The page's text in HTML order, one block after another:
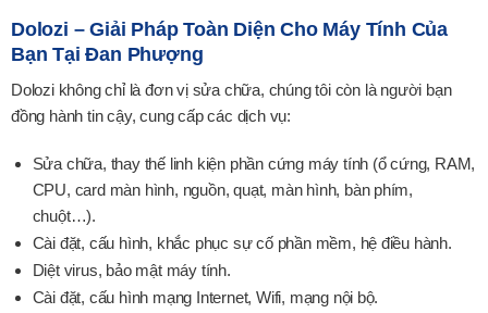
Dolozi – Giải Pháp Toàn Diện Cho Máy Tính Của
Bạn Tại Đan Phượng
Dolozi không chỉ là đơn vị sửa chữa, chúng tôi còn là người bạn
đồng hành tin cậy, cung cấp các dịch vụ:
Sửa chữa, thay thế linh kiện phần cứng máy tính (ổ cứng, RAM,
CPU, card màn hình, nguồn, quạt, màn hình, bàn phím,
chuột…).
Cài đặt, cấu hình, khắc phục sự cố phần mềm, hệ điều hành.
Diệt virus, bảo mật máy tính.
Cài đặt, cấu hình mạng Internet, Wifi, mạng nội bộ.